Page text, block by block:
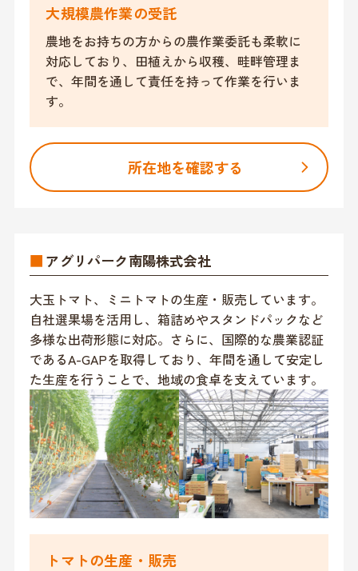
大規模農作業の受託
農地をお持ちの方からの農作業委託も柔軟に
対応しており、田植えから収穫、畦畔管理ま
で、年間を通して責任を持って作業を行いま
す。
所在地を確認する
■ アグリパーク南陽株式会社
大玉トマト、ミニトマトの生産・販売しています。
自社選果場を活用し、箱詰めやスタンドパックなど
多様な出荷形態に対応。さらに、国際的な農業認証
であるA-GAPを取得しており、年間を通して安定し
た生産を行うことで、地域の食卓を支えています。
トマトの生産・販売